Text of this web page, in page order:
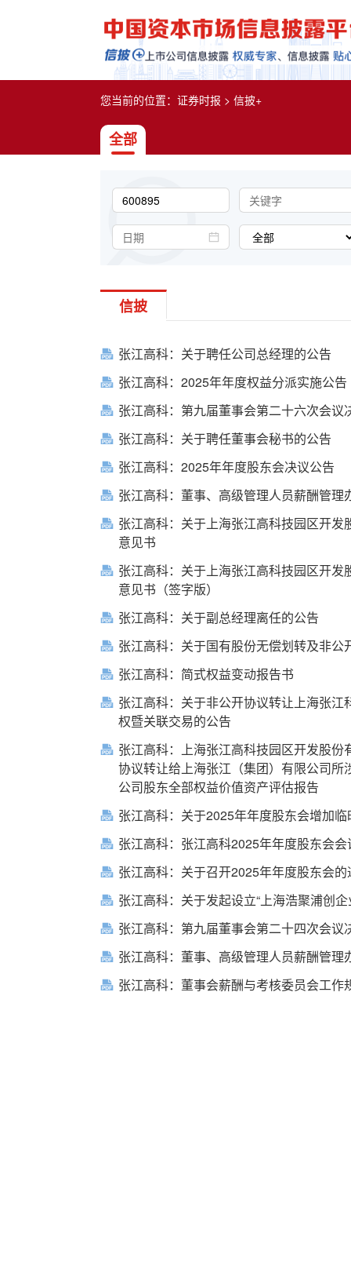
您当前的位置： 证券时报 > 信披+
全部
信披
张江高科：关于聘任公司总经理的公告
张江高科：2025年年度权益分派实施公告
张江高科：第九届董事会第二十六次会议
张江高科：关于聘任董事会秘书的公告
张江高科：2025年年度股东会决议公告
张江高科：董事、高级管理人员薪酬管理
张江高科：关于上海张江高科技园区开
意见书
张江高科：关于上海张江高科技园区开
意见书（签字版）
张江高科：关于副总经理离任的公告
张江高科：关于国有股份无偿划转及非公
张江高科：简式权益变动报告书
张江高科：关于非公开协议转让上海张
权暨关联交易的公告
张江高科：上海张江高科技园区开发股
协议转让给上海张江（集团）有限公司
公司股东全部权益价值资产评估报告
张江高科：关于2025年年度股东会增加
张江高科：张江高科2025年年度股东会会
张江高科：关于召开2025年年度股东会的
张江高科：关于发起设立“上海浩聚浦创
张江高科：第九届董事会第二十四次会议
张江高科：董事、高级管理人员薪酬管理
张江高科：董事会薪酬与考核委员会工作